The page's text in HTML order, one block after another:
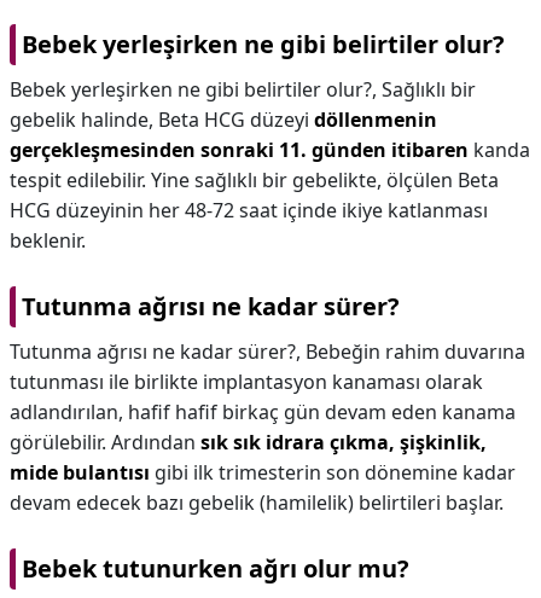
Bebek yerleşirken ne gibi belirtiler olur?
Bebek yerleşirken ne gibi belirtiler olur?, Sağlıklı bir
gebelik halinde, Beta HCG düzeyi döllenmenin
gerçekleşmesinden sonraki 11. günden itibaren kanda
tespit edilebilir. Yine sağlıklı bir gebelikte, ölçülen Beta
HCG düzeyinin her 48-72 saat içinde ikiye katlanması
beklenir.
Tutunma ağrısı ne kadar sürer?
Tutunma ağrısı ne kadar sürer?, Bebeğin rahim duvarına
tutunması ile birlikte implantasyon kanaması olarak
adlandırılan, hafif hafif birkaç gün devam eden kanama
görülebilir. Ardından sık sık idrara çıkma, şişkinlik,
mide bulantısı gibi ilk trimesterin son dönemine kadar
devam edecek bazı gebelik (hamilelik) belirtileri başlar.
Bebek tutunurken ağrı olur mu?